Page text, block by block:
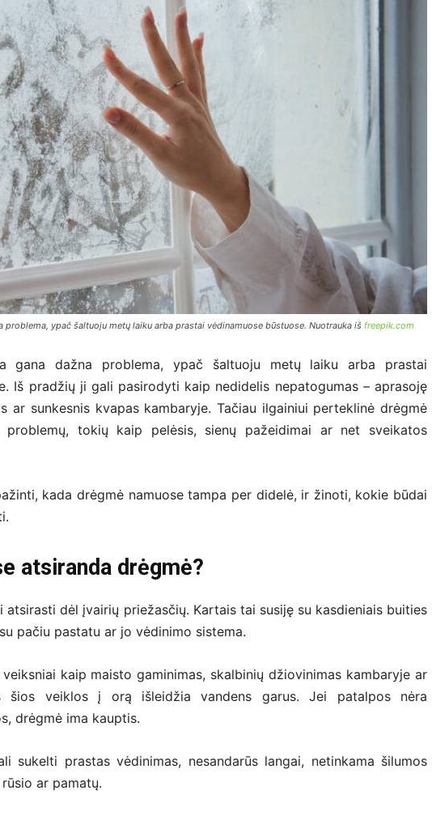
problema, ypač šaltuoju metų laiku arba prastai vėdinamuose būstuose. Nuotrauka iš freepik.com
gana dažna problema, ypač šaltuoju metų laiku arba prastai
Iš pradžių ji gali pasirodyti kaip nedidelis nepatogumas – aprasoję
ar sunkesnis kvapas kambaryje. Tačiau ilgainiui perteklinė drėgmė
tokių kaip pelėsis, sienų pažeidimai ar net sveikatos
kada drėgmė namuose tampa per didelė, ir žinoti, kokie būdai
atsiranda drėgmė?
atsirasti dėl įvairių priežasčių. Kartais tai susiję su kasdieniais buities
pačiu pastatu ar jo vėdinimo sistema.
kaip maisto gaminimas, skalbinių džiovinimas kambaryje ar
šios veiklos į orą išleidžia vandens garus. Jei patalpos nėra
drėgmė ima kauptis.
sukelti prastas vėdinimas, nesandarūs langai, netinkama šilumos
ar pamatų.